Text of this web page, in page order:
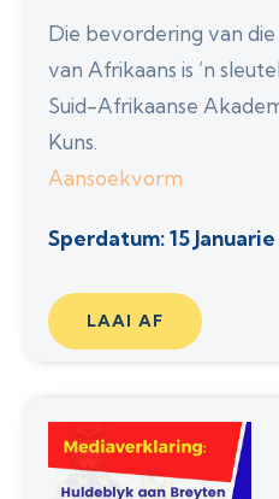
Die bevordering van
van Afrikaans is ’n
Suid-Afrikaanse
Kuns.
Aansoekvorm
Sperdatum: 15
LAAI AF